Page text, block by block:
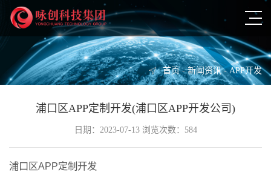
首页 - 新闻资讯 - APP开发
浦口区APP定制开发(浦口区APP开发公司)
日期：2023-07-13 浏览次数：584
浦口区APP定制开发